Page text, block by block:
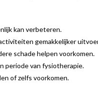
kan verbeteren.
gemakkelijker
schade helpen voorkomen.
periode van fysiotherapie.
of zelfs voorkomen.